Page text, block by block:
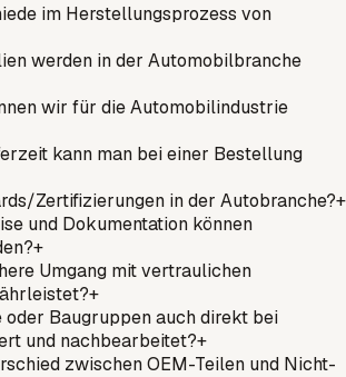
im Herstellungsprozess von
werden in der Automobilbranche
wir für die Automobilindustrie
kann man bei einer Bestellung
Zertifizierungen in der Autobranche?+
und Dokumentation können
+
Umgang mit vertraulichen
+
oder Baugruppen auch direkt bei
und nachbearbeitet?+
zwischen OEM-Teilen und Nicht-